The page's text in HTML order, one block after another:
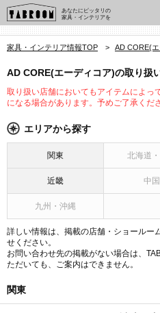
あなたにピッタリの
家具・インテリアを
家具・インテリア情報TOP > AD CORE(エ
AD CORE(エーディコア)の取り扱
取り扱い店舗においてもアイテムによっ
になる場合があります。予めご了承くだ
エリアから探す
関東 北海道
近畿 中国
九州・沖縄
詳しい情報は、掲載の店舗・ショールー
せください。
お問い合わせ先の掲載がない場合は、
ただいても、ご案内はできません。
関東